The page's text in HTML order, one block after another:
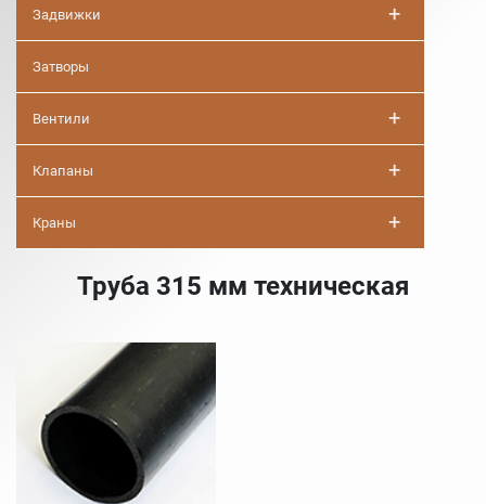
Задвижки +
Затворы
Вентили +
Клапаны +
Краны +
Труба 315 мм техническая